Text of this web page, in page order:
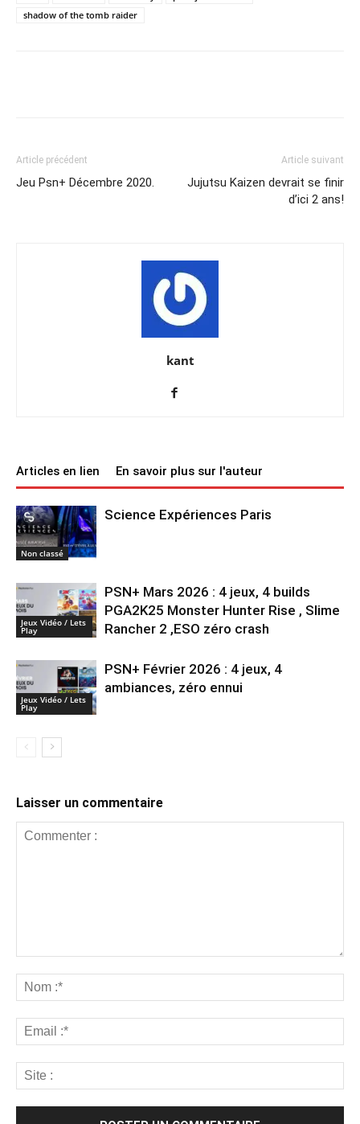
shadow of the tomb raider
Article précédent
Jeu Psn+ Décembre 2020.
Article suivant
Jujutsu Kaizen devrait se finir
d’ici 2 ans!
kant
Articles en lien En savoir plus sur l'auteur
Non classé
Science Expériences Paris
Jeux Vidéo / Lets
Play
PSN+ Mars 2026 : 4 jeux, 4 builds
PGA2K25 Monster Hunter Rise , Slime
Rancher 2 ,ESO zéro crash
Jeux Vidéo / Lets
Play
PSN+ Février 2026 : 4 jeux, 4
ambiances, zéro ennui
Laisser un commentaire